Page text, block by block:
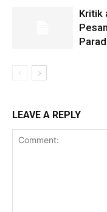
Kritik
LEAVE A REPLY